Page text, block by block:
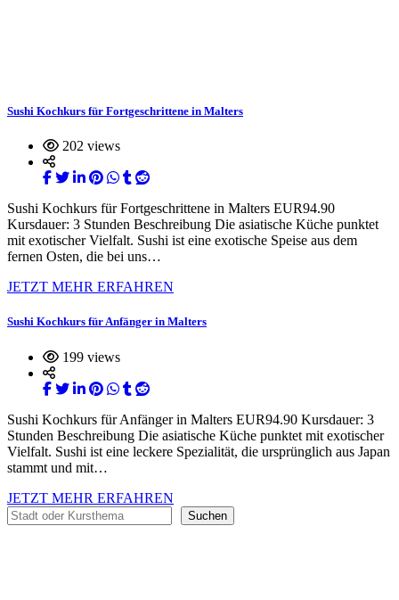
Sushi Kochkurs für Fortgeschrittene in Malters
202 views
Sushi Kochkurs für Fortgeschrittene in Malters EUR94.90
Kursdauer: 3 Stunden Beschreibung Die asiatische Küche punktet
mit exotischer Vielfalt. Sushi ist eine exotische Speise aus dem
fernen Osten, die bei uns…
JETZT MEHR ERFAHREN
Sushi Kochkurs für Anfänger in Malters
199 views
Sushi Kochkurs für Anfänger in Malters EUR94.90 Kursdauer: 3
Stunden Beschreibung Die asiatische Küche punktet mit exotischer
Vielfalt. Sushi ist eine leckere Spezialität, die ursprünglich aus Japan
stammt und mit…
JETZT MEHR ERFAHREN
Suchen
Suchen